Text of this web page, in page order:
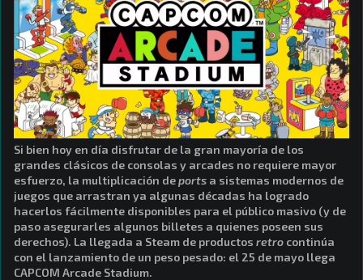
Si bien hoy en día disfrutar de la gran mayoría de los
grandes clásicos de consolas y arcades no requiere mayor
esfuerzo, la multiplicación deports a sistemas modernos de
juegos que arrastran ya algunas décadas ha logrado
hacerlos fácilmente disponibles para el público masivo (y de
paso asegurarles algunos billetes a quienes poseen sus
derechos). La llegada a Steam de productos retro continúa
con el lanzamiento de un peso pesado: el 25 de mayo llega
CAPCOM Arcade Stadium.